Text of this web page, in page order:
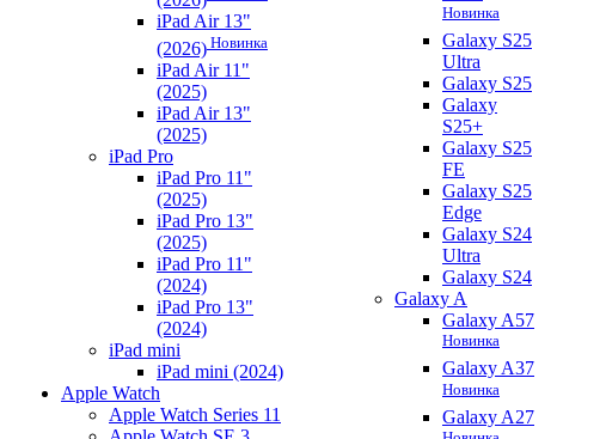
iPad Air 13"
(2026) Новинка
iPad Air 11"
(2025)
iPad Air 13"
(2025)
iPad Pro
iPad Pro 11"
(2025)
iPad Pro 13"
(2025)
iPad Pro 11"
(2024)
iPad Pro 13"
(2024)
iPad mini
iPad mini (2024)
Apple Watch
Apple Watch Series 11
Новинка
Galaxy S25
Ultra
Galaxy S25
Galaxy
S25+
Galaxy S25
FE
Galaxy S25
Edge
Galaxy S24
Ultra
Galaxy S24
Galaxy A
Galaxy A57
Новинка
Galaxy A37
Новинка
Galaxy A27